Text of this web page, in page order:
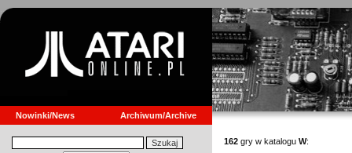
Nowinki/News Archiwum/Archive
162 gry w katalogu W: